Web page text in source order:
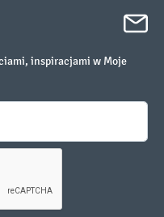
inspiracjami w Moje